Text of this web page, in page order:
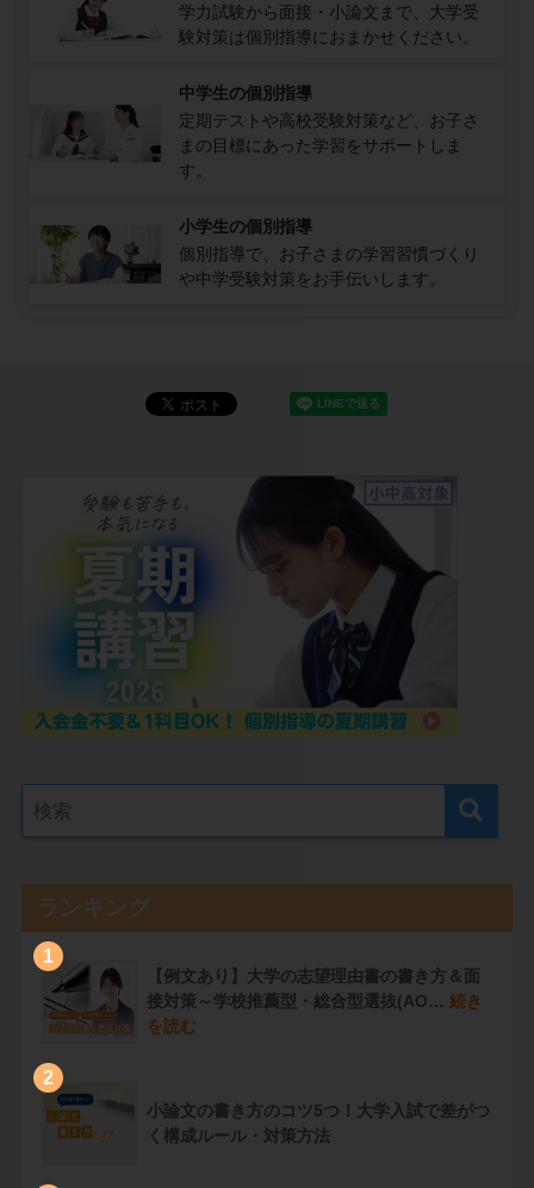
学力試験から面接・小論文まで、大学受
験対策は個別指導におまかせください。
中学生の個別指導
定期テストや高校受験対策など、お子さ
まの目標にあった学習をサポートしま
す。
小学生の個別指導
個別指導で、お子さまの学習習慣づくり
や中学受験対策をお手伝いします。
ランキング
1
【例文あり】大学の志望理由書の書き方＆面
接対策～学校推薦型・総合型選抜(AO… 続き
を読む
2
小論文の書き方のコツ5つ！大学入試で差がつ
く構成ルール・対策方法